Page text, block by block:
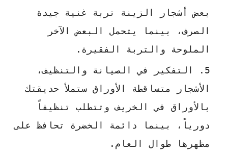
بعض أشجار الزينة تربة غنية جيدة
الصرف، بينما يتحمل البعض الآخر
الملوحة والتربة الفقيرة.
التفكير في الصيانة والتنظيف،
الأشجار متساقطة الأوراق ستملأ حديقتك
بالأوراق في الخريف وتتطلب تنظيفاً
دورياً، بينما دائمة الخضرة تحافظ على
مظهرها طوال العام.